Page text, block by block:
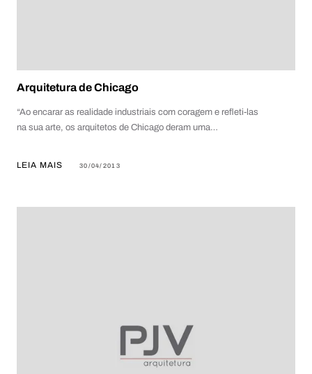
Arquitetura de Chicago
“Ao encarar as realidade industriais com coragem e refleti-las
na sua arte, os arquitetos de Chicago deram uma…
LEIA MAIS 30/04/2013